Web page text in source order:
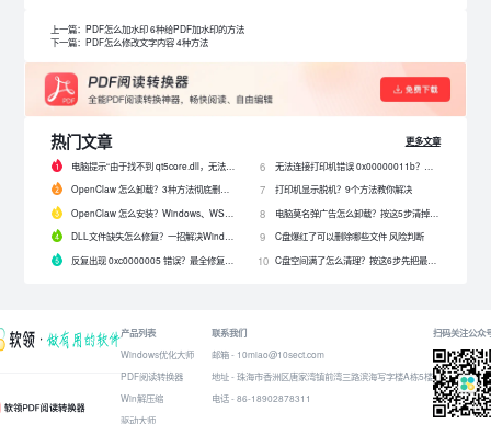
上一篇：PDF怎么加水印 6种给PDF加水印的方法
下一篇：PDF怎么修改文字内容 4种方法
热门文章
更多文章
电脑提示“由于找不到 qt5core.dll，无法继续执行代码”？4 招快速修复！
OpenClaw 怎么卸载？3种方法彻底删除 OpenClaw 及残留数据
OpenClaw 怎么安装？Windows、WSL2 和网关配置完整教程
DLL文件缺失怎么修复？一招解决Windows启动报错问题！
反复出现 0xc0000005 错误？最全修复教程来了！
6
7 打印机显示脱机？9个方法教你解决
8
9 C盘爆红了可以删除哪些文件 风险判断
10
产品列表
Windows优化大师
PDF阅读转换器
Win解压缩
驱动大师
联系我们
邮箱 - 10miao@10sect.com
地址 - 珠海市香洲区唐家湾镇前湾三路滨海写字楼A栋5楼
电话 - 86-18902878311
扫码关注公众